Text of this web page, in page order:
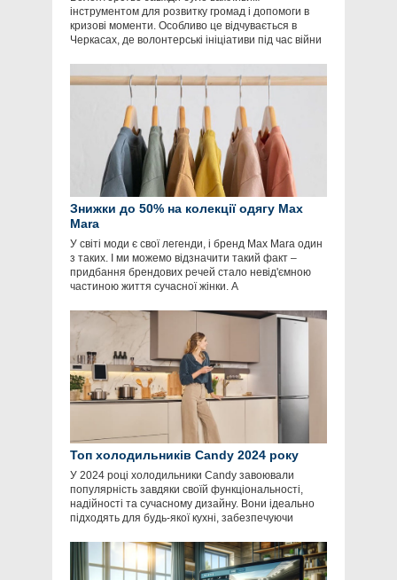
інструментом для розвитку громад і допомоги в
кризові моменти. Особливо це відчувається в
Черкасах, де волонтерські ініціативи під час війни
Знижки до 50% на колекції одягу Max
Mara
У світі моди є свої легенди, і бренд Max Mara один
з таких. І ми можемо відзначити такий факт –
придбання брендових речей стало невід'ємною
частиною життя сучасної жінки. А
Топ холодильників Candy 2024 року
У 2024 році холодильники Candy завоювали
популярність завдяки своїй функціональності,
надійності та сучасному дизайну. Вони ідеально
підходять для будь-якої кухні, забезпечуючи